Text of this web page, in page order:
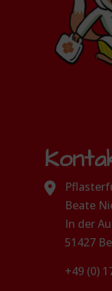
Beate
In der
51427
+49 (0)